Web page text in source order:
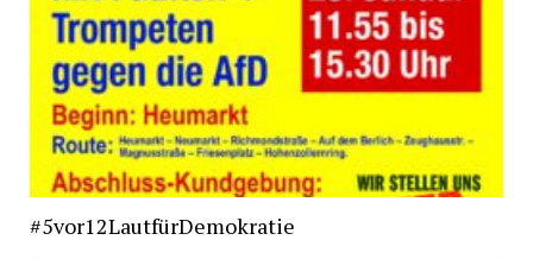
#5vor12LautfürDemokratie